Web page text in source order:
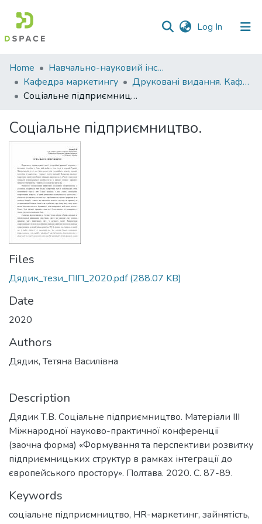
Log In (current)
Communities
&
Collections
Statistics
Home
Навчально-науковий інститут економіки, управління, права та інформаційних технологій
Кафедра маркетингу
Друковані видання. Кафедра маркетингу
Соціальне підприємництво.
Соціальне підприємництво.
Files
Дядик_тези_ПІП_2020.pdf(288.07 KB)
Date
2020
Authors
Дядик, Тетяна Василівна
Description
Дядик Т.В. Соціальне підприємництво. Матеріали ІІІ
Міжнародної науково-практичної конференції
(заочна форма) «Формування та перспективи розвитку
підприємницьких структур в рамках інтеграції до
європейського простору». Полтава. 2020. С. 87-89.
Keywords
соціальне підприємництво, HR-маркетинг, зайнятість,